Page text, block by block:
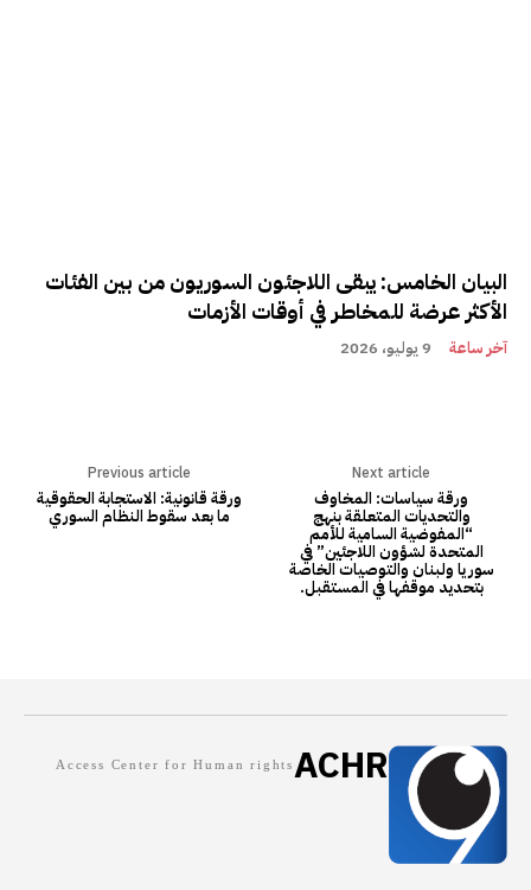
البيان الخامس: يبقى اللاجئون السوريون من بين الفئات
الأكثر عرضة للمخاطر في أوقات الأزمات
آخر ساعة 9 يوليو، 2026
Previous article
ورقة قانونية: الاستجابة الحقوقية
ما بعد سقوط النظام السوري
Next article
ورقة سياسات: المخاوف
والتحديات المتعلقة بنهج
“المفوضية السامية للأمم
المتحدة لشؤون اللاجئين” في
سوريا ولبنان والتوصيات الخاصة
بتحديد موقفها في المستقبل.
ACHR
Access Center for Human rights